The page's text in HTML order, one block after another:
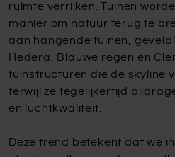
ruimte verrijken. Tuinen
manier om natuur terug te
aan hangende tuinen,
Hedera
Blauwe regen en
tuinstructuren die de skyline
terwijl ze tegelijkertijd
en luchtkwaliteit.
Deze trend betekent dat we